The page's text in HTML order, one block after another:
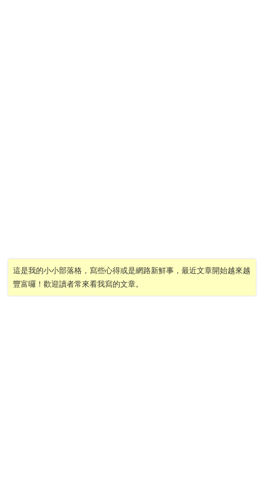
這是我的小小部落格，寫些心得或是網路新鮮事，最近文章開始越來越
豐富囉！歡迎讀者常來看我寫的文章。